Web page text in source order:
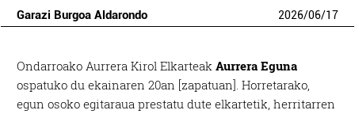
Garazi Burgoa Aldarondo 2026/06/17
Ondarroako Aurrera Kirol ElkarteakAurrera Eguna
ospatuko du ekainaren 20an [zapatuan]. Horretarako,
egun osoko egitaraua prestatu dute elkartetik, herritarren